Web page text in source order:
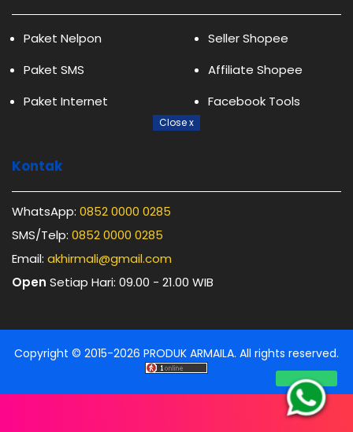
Paket Nelpon
Paket SMS
Paket Internet
Seller Shopee
Affiliate Shopee
Facebook Tools
Kontak
WhatsApp: 0852 0000 0285
SMS/Telp: 0852 0000 0285
Email: akhirmali@gmail.com
Open Setiap Hari: 09.00 - 21.00 WIB
Copyright © 2015-2026 PRODUK ARMAILA. All rights reserved.
Closex